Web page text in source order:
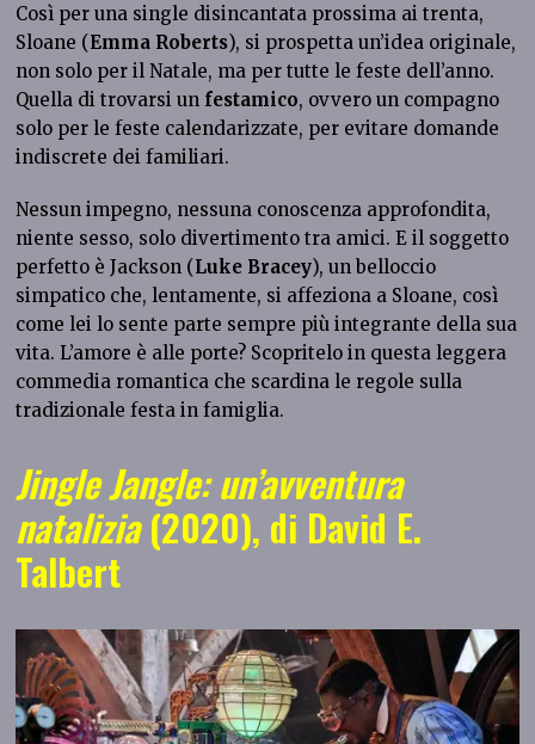
Così per una single disincantata prossima ai trenta,
Sloane (Emma Roberts), si prospetta un’idea originale,
non solo per il Natale, ma per tutte le feste dell’anno.
Quella di trovarsi un festamico, ovvero un compagno
solo per le feste calendarizzate, per evitare domande
indiscrete dei familiari.
Nessun impegno, nessuna conoscenza approfondita,
niente sesso, solo divertimento tra amici. E il soggetto
perfetto è Jackson (Luke Bracey), un belloccio
simpatico che, lentamente, si affeziona a Sloane, così
come lei lo sente parte sempre più integrante della sua
vita. L’amore è alle porte? Scopritelo in questa leggera
commedia romantica che scardina le regole sulla
tradizionale festa in famiglia.
Jingle Jangle: un’avventura
natalizia(2020), di David E.
Talbert